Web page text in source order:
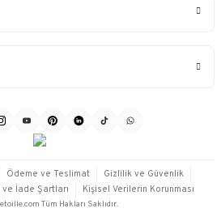
Tüm Hakları Saklıdır.
Ödeme ve Teslimat
Gizlilik ve Güvenlik
ve İade Şartları Kişisel Verilerin Korunması